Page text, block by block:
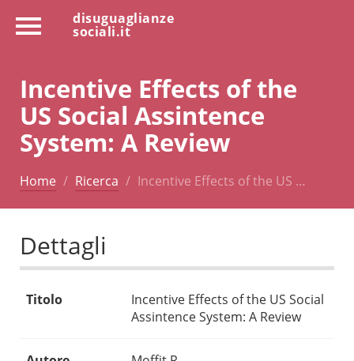
disuguaglianze
sociali.it
Incentive Effects of the
US Social Assintence
System: A Review
Home Ricerca Incentive Effects of the US …
Dettagli
Titolo
Incentive Effects of the US Social
Assintence System: A Review